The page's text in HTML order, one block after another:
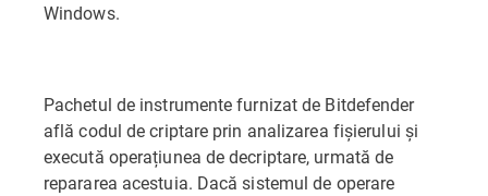
Windows.
Pachetul de instrumente furnizat de Bitdefender
află codul de criptare prin analizarea fișierului și
execută operațiunea de decriptare, urmată de
repararea acestuia. Dacă sistemul de operare